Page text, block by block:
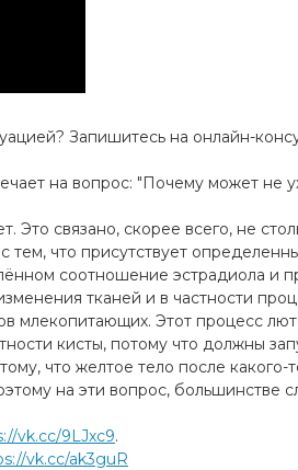
Запишитесь на онлайн-
на вопрос: "Почему может не
Это связано, скорее всего, не
тем, что присутствует
соотношение эстрадиола и
тканей и в частности
млекопитающих. Этот процесс
кисты, потому что должны
что желтое тело после
на эти вопрос, большинстве
vk.cc/9LJxc9​.
vk.cc/ak3guR